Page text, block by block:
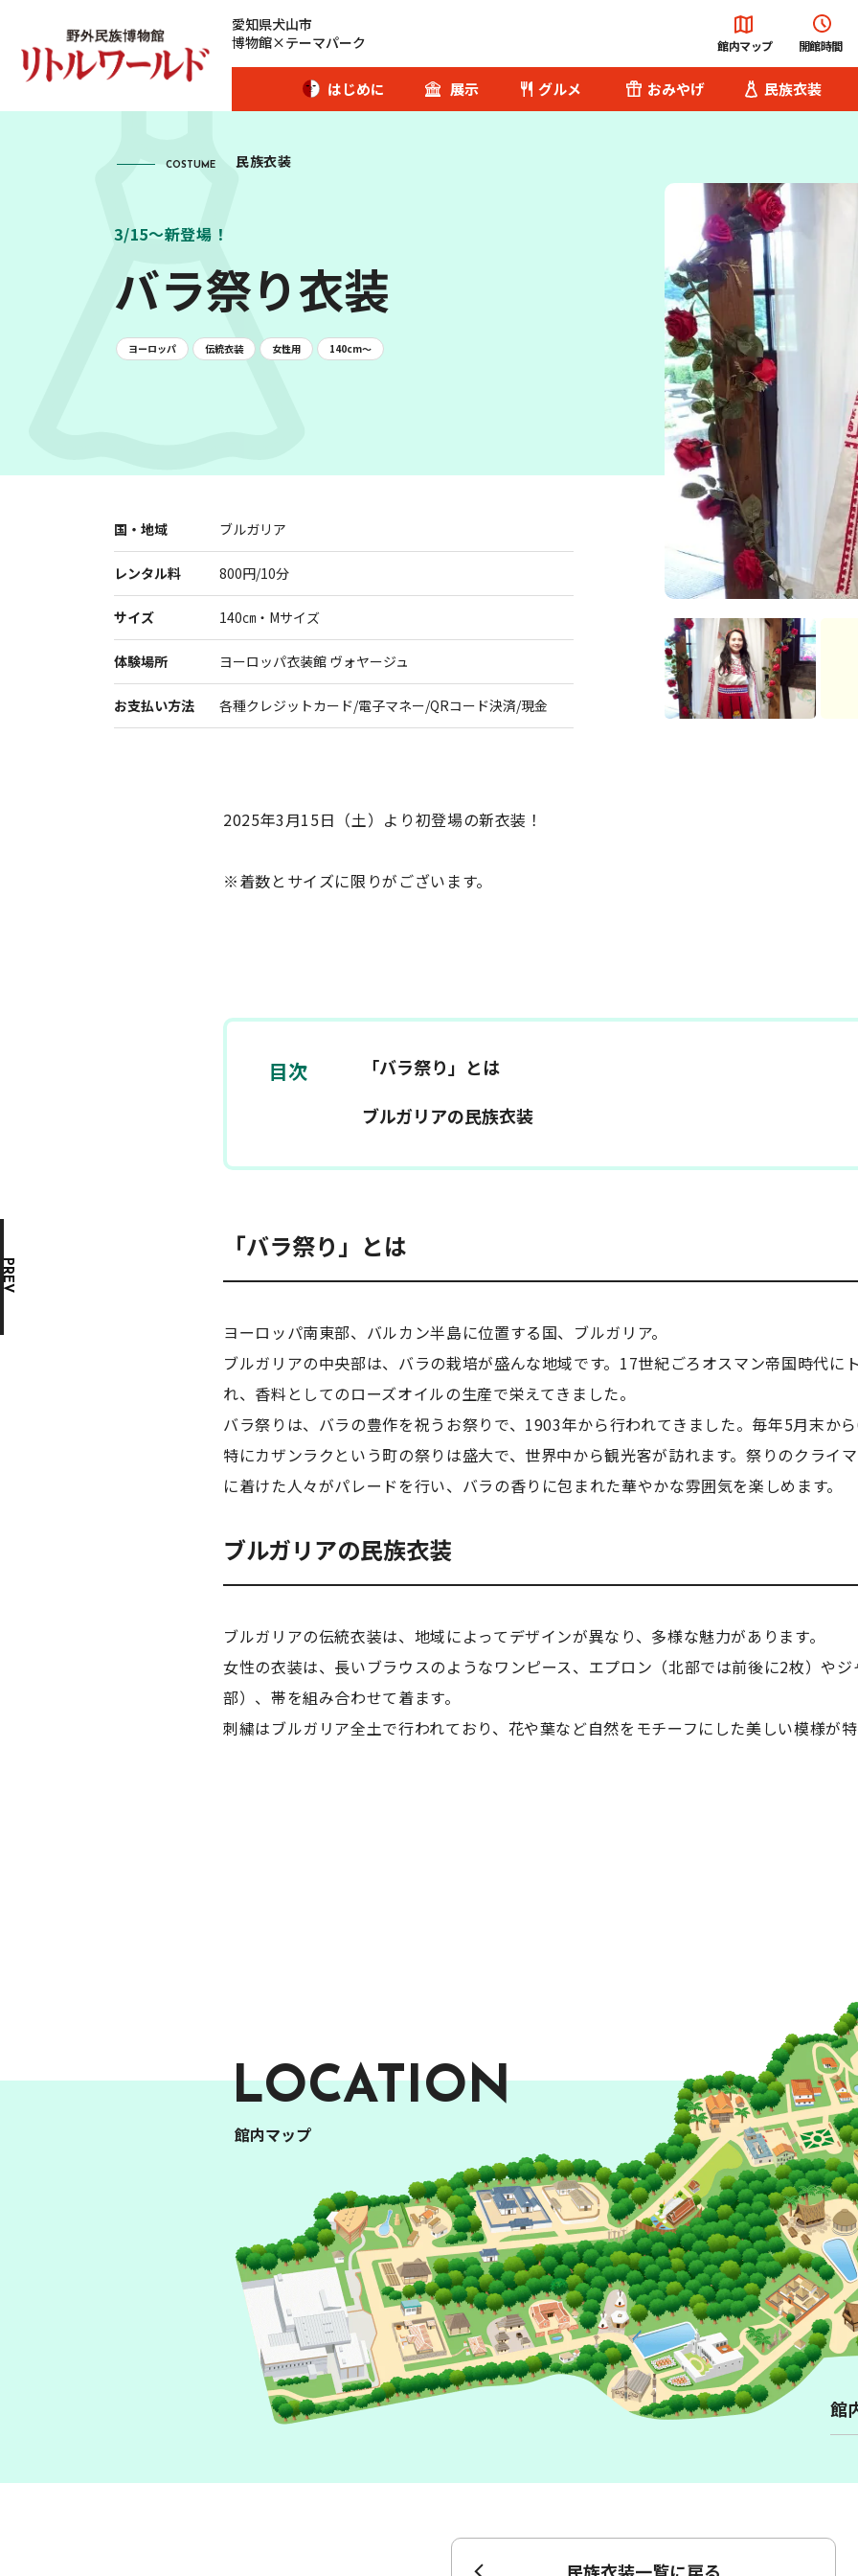
愛知県犬山市
博物館×テーマパーク
館内マップ 開館時間
はじめに 展示 グルメ おみやげ 民族衣装
アクセス サービス
愛犬とご入場のお客様へ
展示 おみやげ
COSTUME 民族衣装
3/15～新登場！
バラ祭り衣装
ヨーロッパ 伝統衣装 女性用 140cm〜
国・地域 ブルガリア
レンタル料 800円/10分
サイズ 140㎝・Mサイズ
体験場所 ヨーロッパ衣装館 ヴォヤージュ
お支払い方法 各種クレジットカード/電子マネー/QRコード決済/現金
PREV
3/15～新登場！
2025年3月15日（土）より初登場の新衣装！
※着数とサイズに限りがございます。
目次
「バラ祭り」とは
ブルガリアの民族衣装
「バラ祭り」とは
ヨーロッパ南東部、バルカン半島に位置する国、ブルガリア。
ブルガリアの中央部は、バラの栽培が盛んな地域です。17世紀ごろオスマン帝国時代に
れ、香料としてのローズオイルの生産で栄えてきました。
バラ祭りは、バラの豊作を祝うお祭りで、1903年から行われてきました。毎年5月末か
特にカザンラクという町の祭りは盛大で、世界中から観光客が訪れます。祭りのクライ
に着けた人々がパレードを行い、バラの香りに包まれた華やかな雰囲気を楽しめます。
ブルガリアの民族衣装
ブルガリアの伝統衣装は、地域によってデザインが異なり、多様な魅力があります。
女性の衣装は、長いブラウスのようなワンピース、エプロン（北部では前後に2枚）や
部）、帯を組み合わせて着ます。
刺繍はブルガリア全土で行われており、花や葉など自然をモチーフにした美しい模様が特
LOCATION
館内マップ
台湾 農家
ペルー大農園 領主の家
バリ島 貴族の家
の
トルコ イスタンブールの街
韓国 地主の家
館